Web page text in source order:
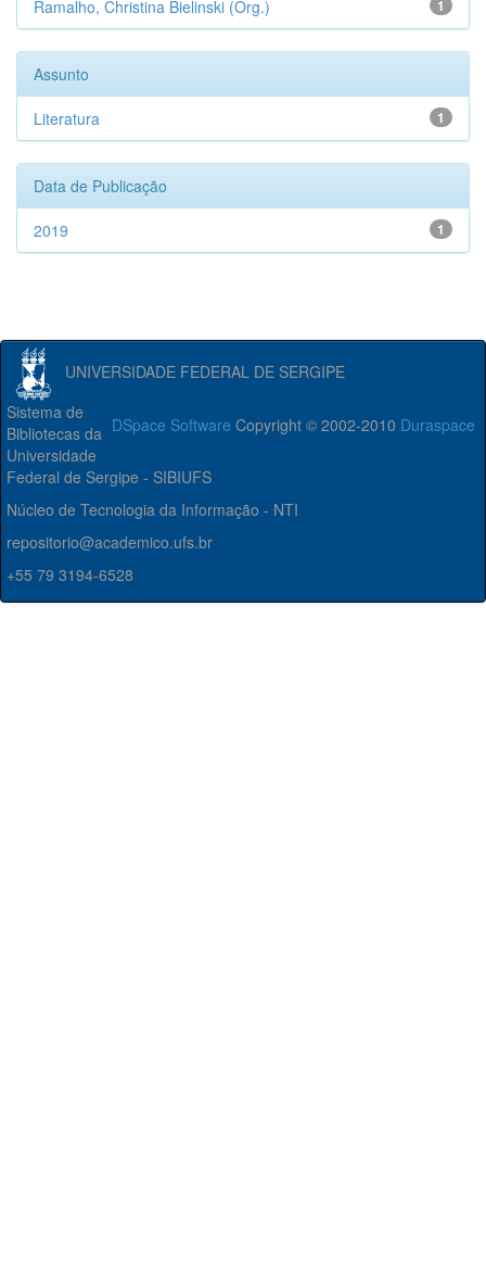
1
Ramalho, Christina Bielinski (Org.)
Assunto
1
Literatura
Data de Publicação
1
2019
UNIVERSIDADE FEDERAL DE SERGIPE
DSpace Software Copyright © 2002-2010 Duraspace
Sistema de
Bibliotecas da
Universidade
Federal de Sergipe - SIBIUFS
Núcleo de Tecnologia da Informação - NTI
repositorio@academico.ufs.br
+55 79 3194-6528